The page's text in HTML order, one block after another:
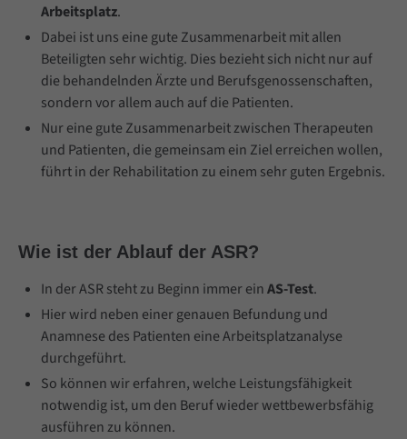
Cybersteel Inc.
376-293 City Road, Suite 600
San Francisco, CA 94102
Have any questions?
Drop us a line
info@yourdomain.com
About us
Lorem ipsum dolor sit amet, consectetuer
Arbeitsplatz.
Dabei ist uns eine gute Zusammenarbeit mit allen
Beteiligten sehr wichtig. Dies bezieht sich nicht nur auf
die behandelnden Ärzte und Berufsgenossenschaften,
sondern vor allem auch auf die Patienten.
Nur eine gute Zusammenarbeit zwischen Therapeuten
und Patienten, die gemeinsam ein Ziel erreichen wollen,
führt in der Rehabilitation zu einem sehr guten Ergebnis.
Wie ist der Ablauf der ASR?
In der ASR steht zu Beginn immer einAS-Test.
Hier wird neben einer genauen Befundung und
Anamnese des Patienten eine Arbeitsplatzanalyse
durchgeführt.
So können wir erfahren, welche Leistungsfähigkeit
notwendig ist, um den Beruf wieder wettbewerbsfähig
ausführen zu können.